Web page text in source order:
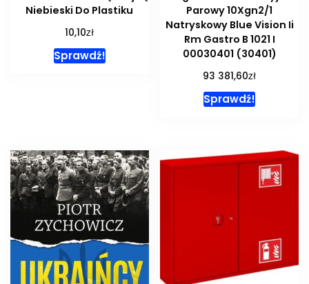
Niebieski Do Plastiku
10,10zł
Sprawdź!
Parowy 10Xgn2/1
Natryskowy Blue Vision Ii
Rm Gastro B 1021 I
00030401 (30401)
93 381,60zł
Sprawdź!